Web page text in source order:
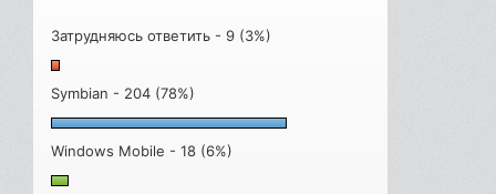
Затрудняюсь ответить - 9 (3%)
Symbian - 204 (78%)
Windows Mobile - 18 (6%)